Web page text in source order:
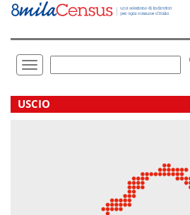
Vai
direttamente
Toggle
navigation
USCIO